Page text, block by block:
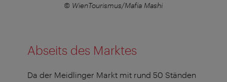
© WienTourismus/Mafia Mashi
Abseits des Marktes
Da der Meidlinger Markt mit rund 50 Ständen